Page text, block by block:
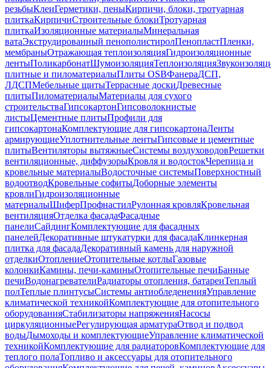
резьбыКлеиГерметики, пеныКирпичи, блоки, тротуарная
плиткаКирпичиСтроительные блокиТротуарная
плиткаИзоляционные материалыМинеральная
ватаЭкструдированный пенополистиролПенопластПленки,
мембраныОтражающая теплоизоляцияГидроизоляционные
лентыПоликарбонатШумоизоляцияТеплоизоляция
плитные и пиломатериалыПлиты OSBФанераДСП,
ЛДСПМебельные щитыТеррасные доскиДревесные
плитыПиломатериалыМатериалы для сухого
строительстваГипсокартонГипсоволокнистые
листыЦементные плитыПрофили для
гипсокартонаКомплектующие для гипсокартонаЛенты
армирующиеУплотнительные лентыГипсовые и цементные
плитыВентиляторы вытяжныеСистемы воздуховодовРешетки
вентиляционные, диффузорыКровля и водостокЧерепица и
кровельные материалыВодосточные системыПоверхностный
водоотводКровельные софитыДоборные элементы
кровлиГидроизоляционные
материалыШиферПрофнастилРулонная кровляКровельная
вентиляцияОтделка фасадаФасадные
панелиСайдингКомплектующие для фасадных
панелейДекоративные штукатурки для фасадаКлинкерная
плитка для фасадаДекоративный камень для наружной
отделкиОтоплениеОтопительные котлыГазовые
колонкиКамины, печи-каминыОтопительные печиБанные
печиВодонагревателиРадиаторы отопления, батареиТеплый
полТеплые плинтусыСистемы антиобледененияУправление
климатической техникойКомплектующие для отопительного
оборудованияСтабилизаторы напряженияНасосы
циркуляционныеРегулирующая арматураОтвод и подвод
водыДымоходы и комплектующиеУправление климатической
техникойКомплектующие для радиаторовКомплектующие для
теплого полаТопливо и аксессуары для отопительного